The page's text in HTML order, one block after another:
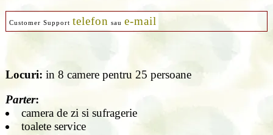
Customer Support telefon sau e-mail
Locuri: in 8 camere pentru 25 persoane
Parter:
camera de zi si sufragerie
toalete service